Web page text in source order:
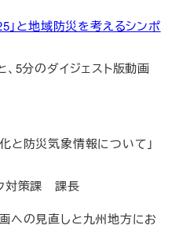
」と地域防災を考えるシンポ
5分のダイジェスト版動画
と防災気象情報について」
対策課 課長
への見直しと九州地方にお